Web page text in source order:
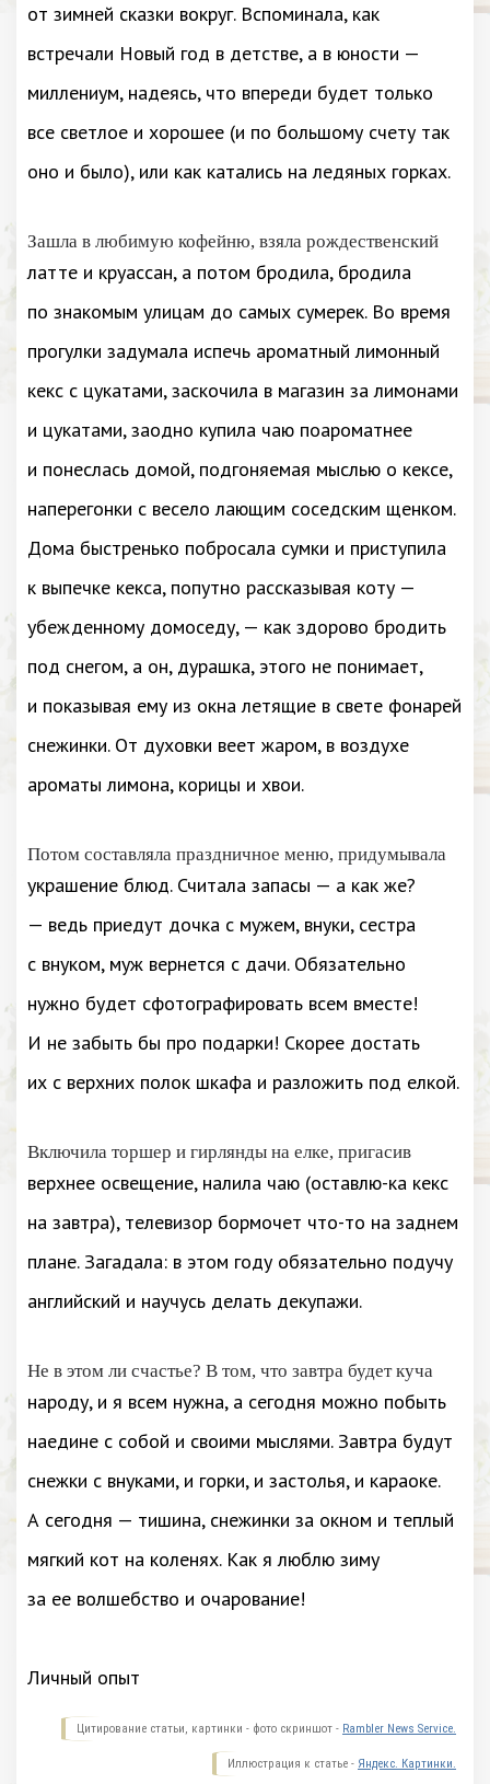
от зимней сказки вокруг. Вспоминала, как
встречали Новый год в детстве, а в юности —
миллениум, надеясь, что впереди будет только
все светлое и хорошее (и по большому счету так
оно и было), или как катались на ледяных горках.
Зашла в любимую кофейню, взяла рождественский
латте и круассан, а потом бродила, бродила
по знакомым улицам до самых сумерек. Во время
прогулки задумала испечь ароматный лимонный
кекс с цукатами, заскочила в магазин за лимонами
и цукатами, заодно купила чаю поароматнее
и понеслась домой, подгоняемая мыслью о кексе,
наперегонки с весело лающим соседским щенком.
Дома быстренько побросала сумки и приступила
к выпечке кекса, попутно рассказывая коту —
убежденному домоседу, — как здорово бродить
под снегом, а он, дурашка, этого не понимает,
и показывая ему из окна летящие в свете фонарей
снежинки. От духовки веет жаром, в воздухе
ароматы лимона, корицы и хвои.
Потом составляла праздничное меню, придумывала
украшение блюд. Считала запасы — а как же?
— ведь приедут дочка с мужем, внуки, сестра
с внуком, муж вернется с дачи. Обязательно
нужно будет сфотографировать всем вместе!
И не забыть бы про подарки! Скорее достать
их с верхних полок шкафа и разложить под елкой.
Включила торшер и гирлянды на елке, пригасив
верхнее освещение, налила чаю (оставлю-ка кекс
на завтра), телевизор бормочет что-то на заднем
плане. Загадала: в этом году обязательно подучу
английский и научусь делать декупажи.
Не в этом ли счастье? В том, что завтра будет куча
народу, и я всем нужна, а сегодня можно побыть
наедине с собой и своими мыслями. Завтра будут
снежки с внуками, и горки, и застолья, и караоке.
А сегодня — тишина, снежинки за окном и теплый
мягкий кот на коленях. Как я люблю зиму
за ее волшебство и очарование!
Личный опыт
Цитирование статьи, картинки - фото скриншот - Rambler News Service.
Иллюстрация к статье - Яндекс. Картинки.